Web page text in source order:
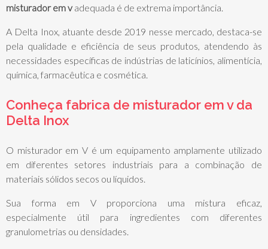
misturador em vadequada é de extrema importância.
A Delta Inox, atuante desde 2019 nesse mercado, destaca-se
pela qualidade e eficiência de seus produtos, atendendo às
necessidades específicas de indústrias de laticínios, alimentícia,
química, farmacêutica e cosmética.
Conheça fabrica de misturador em vda
Delta Inox
O misturador em V é um equipamento amplamente utilizado
em diferentes setores industriais para a combinação de
materiais sólidos secos ou líquidos.
Sua forma em V proporciona uma mistura eficaz,
especialmente útil para ingredientes com diferentes
granulometrias ou densidades.